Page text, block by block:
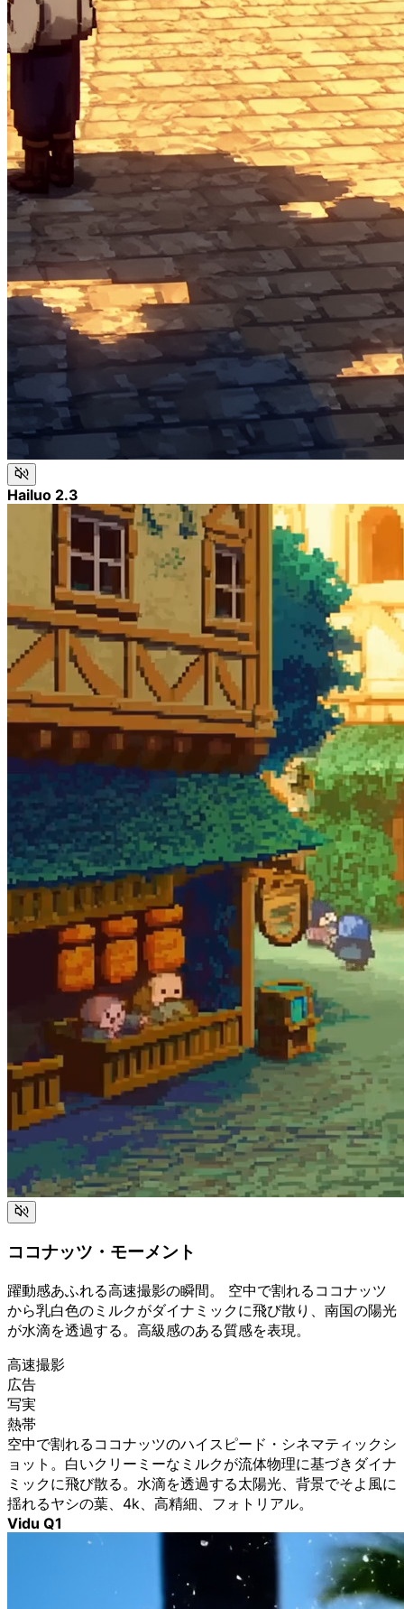
Hailuo 2.3
ココナッツ・モーメント
躍動感あふれる高速撮影の瞬間。 空中で割れるココナッツ
から乳白色のミルクがダイナミックに飛び散り、南国の陽光
が水滴を透過する。高級感のある質感を表現。
高速撮影
広告
写実
熱帯
空中で割れるココナッツのハイスピード・シネマティックシ
ョット。白いクリーミーなミルクが流体物理に基づきダイナ
ミックに飛び散る。水滴を透過する太陽光、背景でそよ風に
揺れるヤシの葉、4k、高精細、フォトリアル。
Vidu Q1